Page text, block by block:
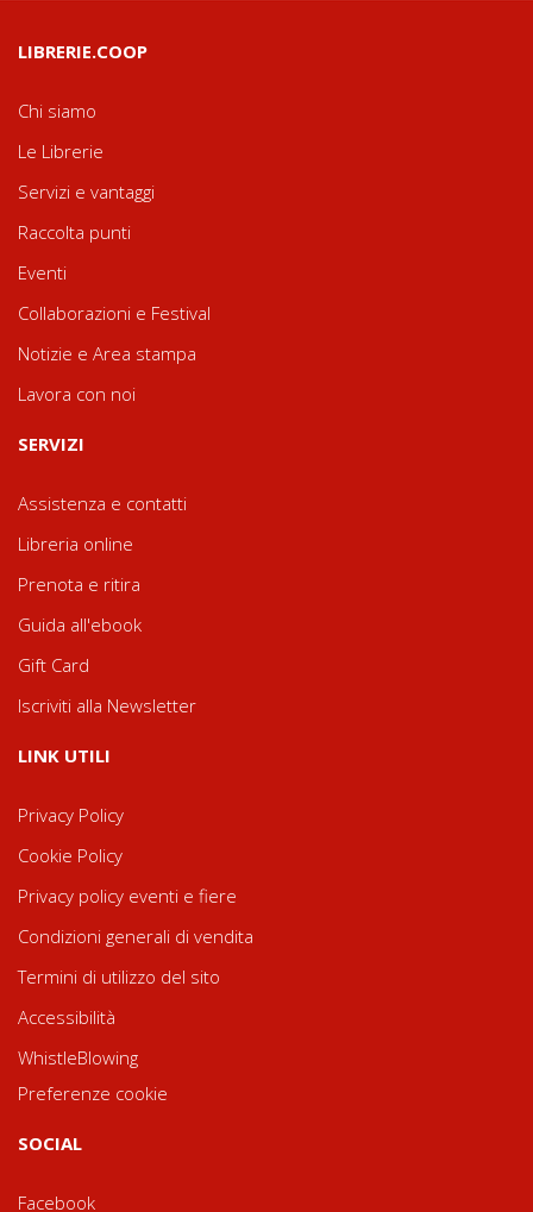
LIBRERIE.COOP
Chi siamo
Le Librerie
Servizi e vantaggi
Raccolta punti
Eventi
Collaborazioni e Festival
Notizie e Area stampa
Lavora con noi
SERVIZI
Assistenza e contatti
Libreria online
Prenota e ritira
Guida all'ebook
Gift Card
Iscriviti alla Newsletter
LINK UTILI
Privacy Policy
Cookie Policy
Privacy policy eventi e fiere
Condizioni generali di vendita
Termini di utilizzo del sito
Accessibilità
WhistleBlowing
Preferenze cookie
SOCIAL
Facebook